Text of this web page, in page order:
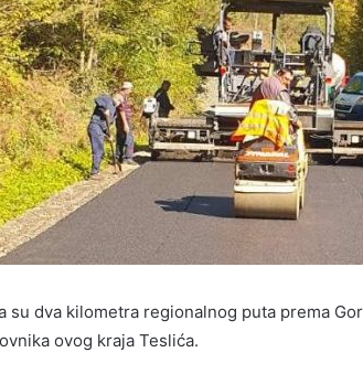
su dva kilometra regionalnog puta prema
ovog kraja Teslića.